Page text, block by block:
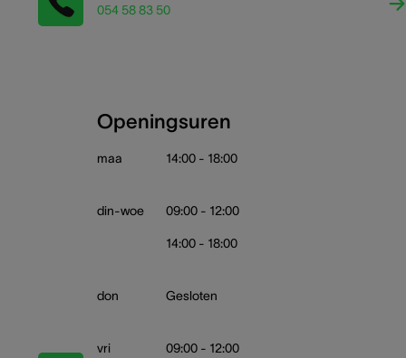
054 58 83 50
Openingsuren
maa 14:00 - 18:00
din-woe 09:00 - 12:00
14:00 - 18:00
don Gesloten
vri 09:00 - 12:00